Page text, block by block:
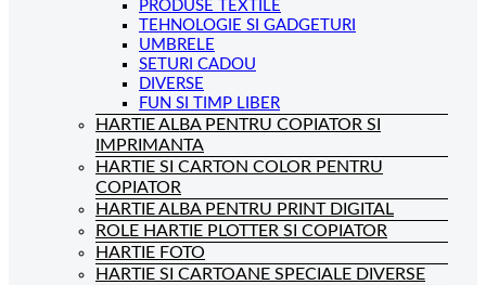
PRODUSE TEXTILE
TEHNOLOGIE SI GADGETURI
UMBRELE
SETURI CADOU
DIVERSE
FUN SI TIMP LIBER
HARTIE ALBA PENTRU COPIATOR SI
IMPRIMANTA
HARTIE SI CARTON COLOR PENTRU
COPIATOR
HARTIE ALBA PENTRU PRINT DIGITAL
ROLE HARTIE PLOTTER SI COPIATOR
HARTIE FOTO
HARTIE SI CARTOANE SPECIALE DIVERSE